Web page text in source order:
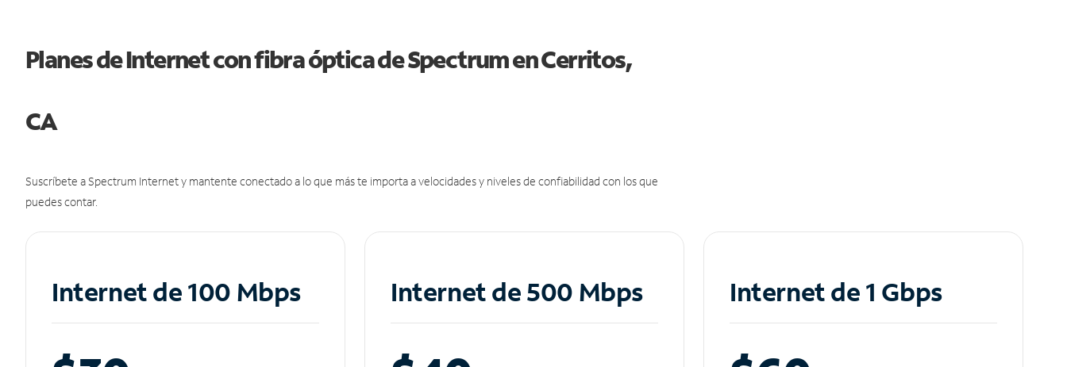
Planes de Internet con fibra óptica de Spectrum en Cerritos,
CA
Suscríbete a Spectrum Internet y mantente conectado a lo que más te importa a velocidades y niveles de confiabilidad con los que
puedes contar.
Internet de 100 Mbps Internet de 500 Mbps Internet de 1 Gbps